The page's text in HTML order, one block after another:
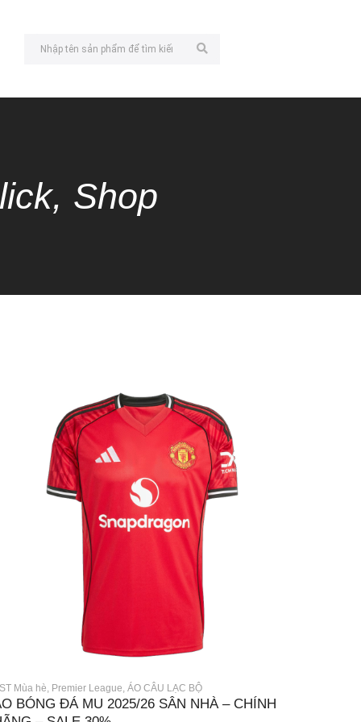
Shop
Mùa hè, Premier League, ÁO CÂU LẠC BỘ
BÓNG ĐÁ MU 2025/26 SÂN NHÀ – CHÍNH